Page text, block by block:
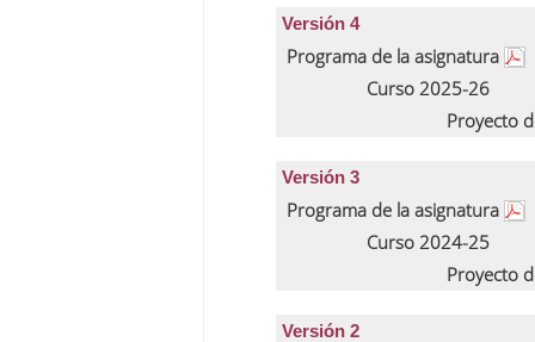
Versión 4
Programa de la asignatura
Curso 2025-26
Proyecto
Versión 3
Programa de la asignatura
Curso 2024-25
Proyecto
Versión 2